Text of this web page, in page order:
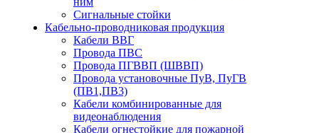
Сигнальные стойки
Кабельно-проводниковая продукция
Кабели ВВГ
Провода ПВС
Провода ПГВВП (ШВВП)
Провода установочные ПуВ, ПуГВ
(ПВ1,ПВ3)
Кабели комбинированные для
видеонаблюдения
Кабели огнестойкие для пожарной